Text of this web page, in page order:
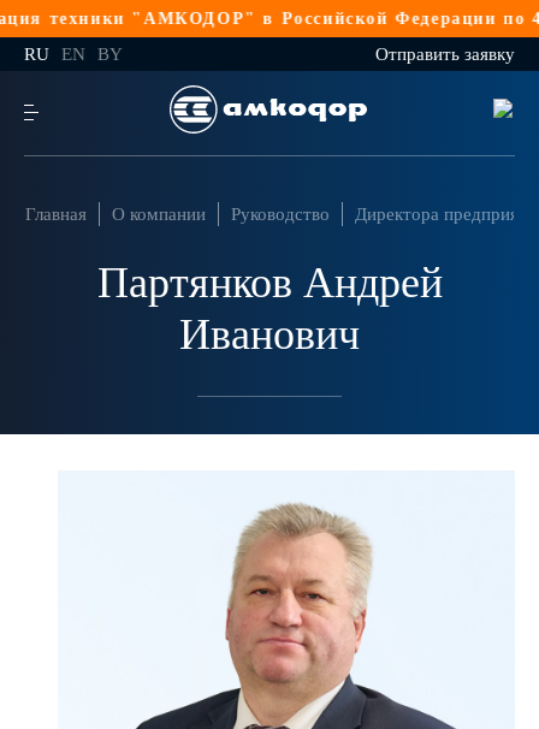
техники "АМКОДОР" в Российской Федерации по
RU EN BY Отправить заявку
Главная О компании Руководство Директора
Партянков Андрей
Иванович